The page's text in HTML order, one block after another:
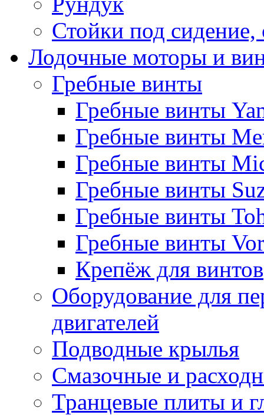
Стойки под
Лодочные моторы и
Гребные винты
Гребные винты
Гребные винты
Гребные винты
Гребные винты
Гребные винты
Гребные винты
Крепёж для винтов
Оборудование для
двигателей
Подводные крылья
Смазочные и
Транцевые плиты и